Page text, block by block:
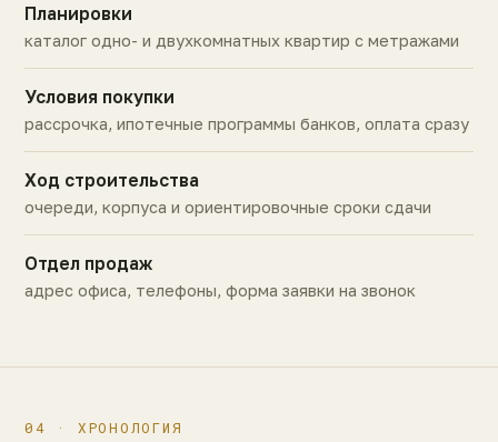
Планировки
каталог одно- и двухкомнатных квартир с метражами
Условия покупки
рассрочка, ипотечные программы банков, оплата сразу
Ход строительства
очереди, корпуса и ориентировочные сроки сдачи
Отдел продаж
адрес офиса, телефоны, форма заявки на звонок
04 · ХРОНОЛОГИЯ